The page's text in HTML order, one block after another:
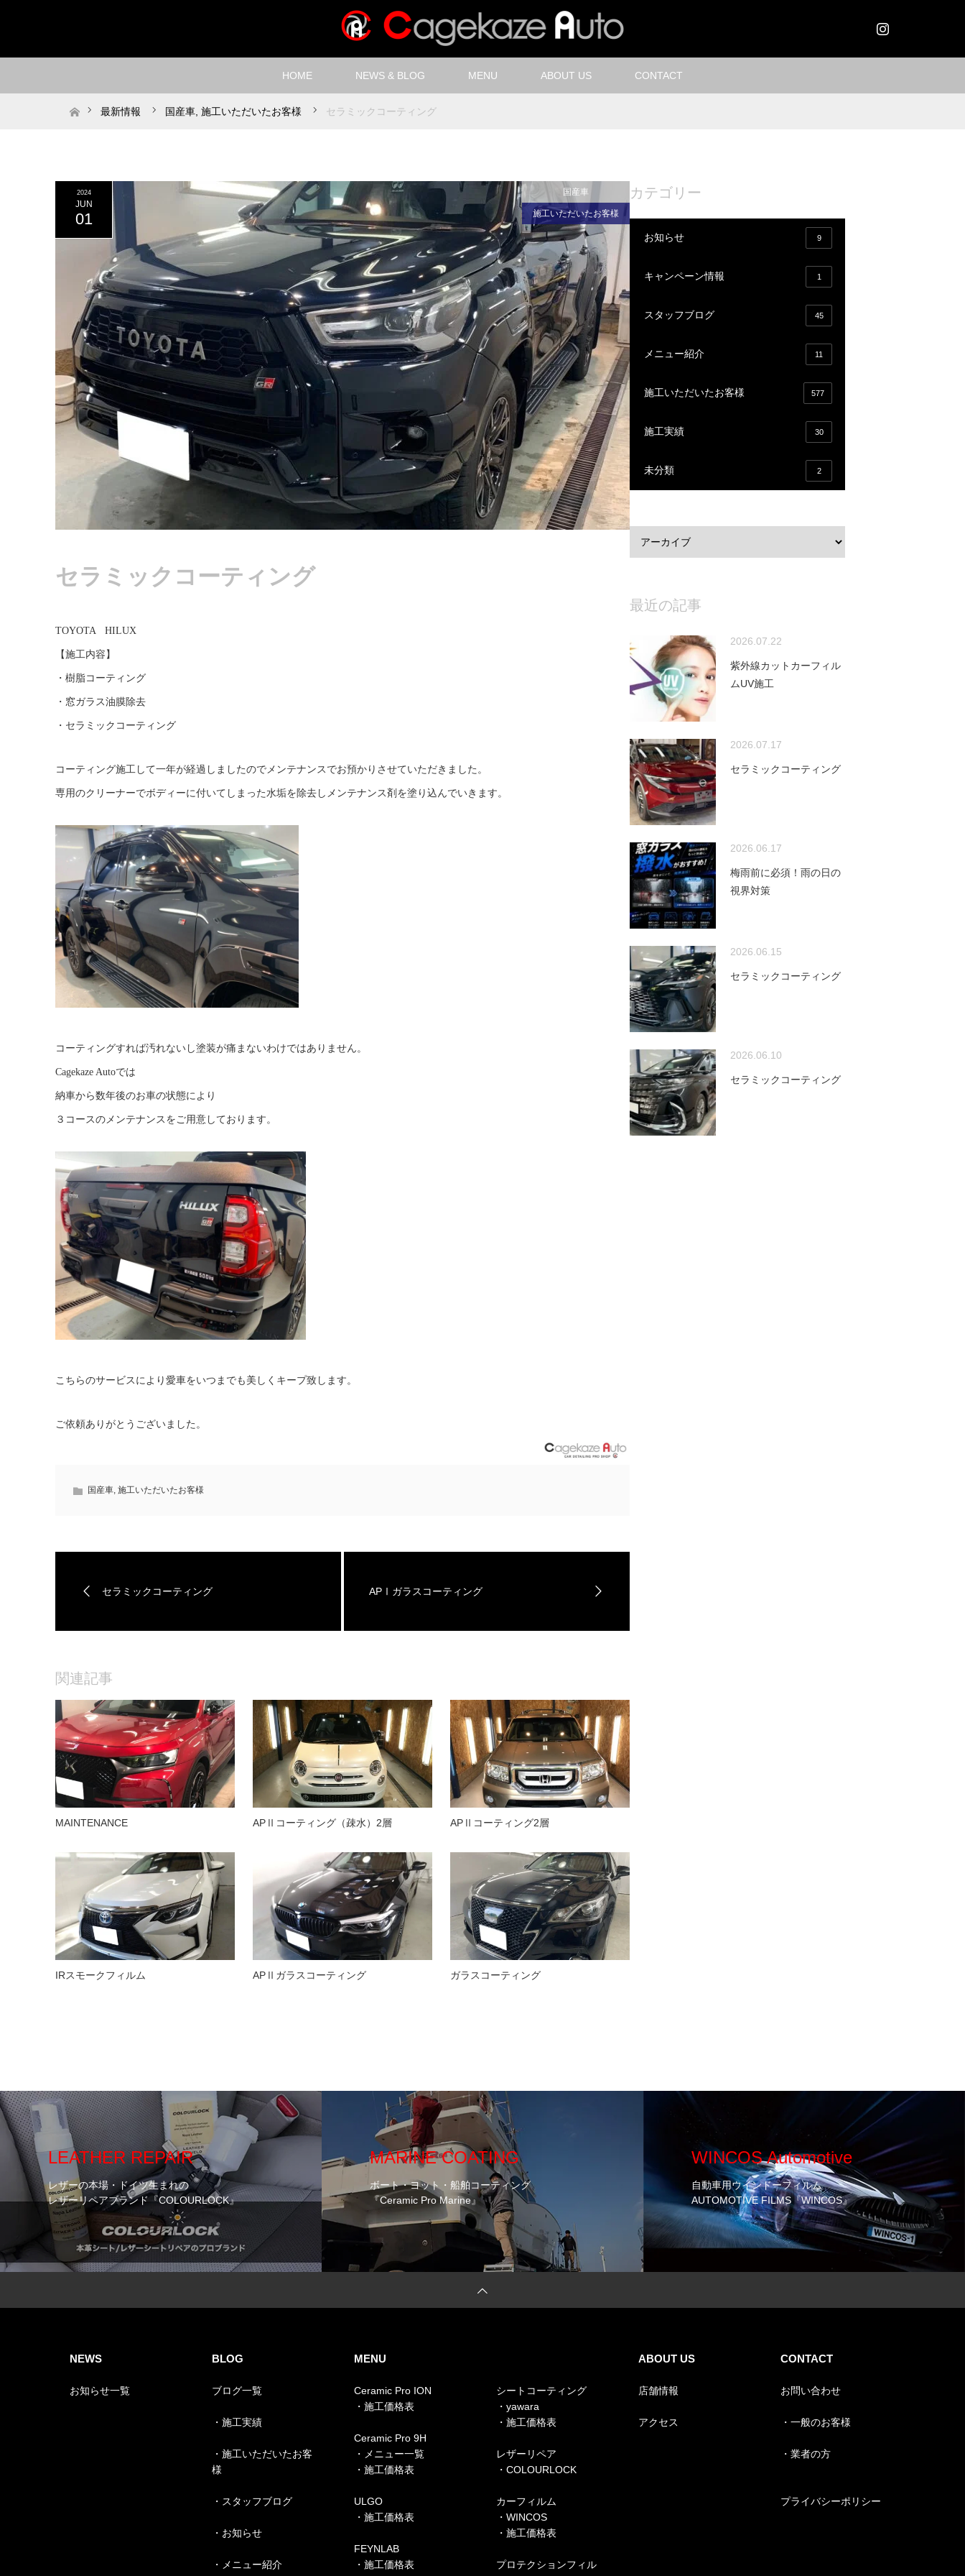
HOME NEWS & BLOG MENU ABOUT US CONTACT
ホーム最新情報 国産車 施工いただいたお客様 セラミックコーティング
2024
JUN
01
国産車
施工いただいたお客様
セラミックコーティング
TOYOTA HILUX
【施工内容】
・樹脂コーティング
・窓ガラス油膜除去
・セラミックコーティング
コーティング施工して一年が経過しましたのでメンテナンスでお預かりさせていただきました。
専用のクリーナーでボディーに付いてしまった水垢を除去しメンテナンス剤を塗り込んでいきます。
コーティングすれば汚れないし塗装が痛まないわけではありません。
Cagekaze Autoでは
納車から数年後のお車の状態により
３コースのメンテナンスをご用意しております。
こちらのサービスにより愛車をいつまでも美しくキープ致します。
ご依頼ありがとうございました。
国産車, 施工いただいたお客様
セラミックコーティング APⅠガラスコーティング
関連記事
MAINTENANCE APⅡコーティング（疎水）2層 APⅡコーティング2層
IRスモークフィルム APⅡガラスコーティング ガラスコーティング
カテゴリー
お知らせ 9
キャンペーン情報 1
スタッフブログ 45
メニュー紹介 11
施工いただいたお客様 577
施工実績 30
未分類 2
最近の記事
2026.07.22
紫外線カットカーフィル
ムUV施工
2026.07.17
セラミックコーティング
2026.06.17
梅雨前に必須！雨の日の
視界対策
2026.06.15
セラミックコーティング
2026.06.10
セラミックコーティング
LEATHER REPAIR
レザーの本場・ドイツ生まれの
レザーリペアブランド『COLOURLOCK』
MARINE COATING
ボート・ヨット・船舶コーティング
『Ceramic Pro Marine』
WINCOS Automotive
自動車用ウインドーフィルム
AUTOMOTIVE FILMS『WINCOS』
NEWS
お知らせ一覧
BLOG
ブログ一覧
・施工実績
・施工いただいたお客
様
・スタッフブログ
・お知らせ
・メニュー紹介
MENU
Ceramic Pro ION
・施工価格表
Ceramic Pro 9H
・メニュー一覧
・施工価格表
ULGO
・施工価格表
FEYNLAB
・施工価格表
シートコーティング
・yawara
・施工価格表
レザーリペア
・COLOURLOCK
カーフィルム
・WINCOS
・施工価格表
プロテクションフィル
ABOUT US
店舗情報
アクセス
CONTACT
お問い合わせ
・一般のお客様
・業者の方
プライバシーポリシー